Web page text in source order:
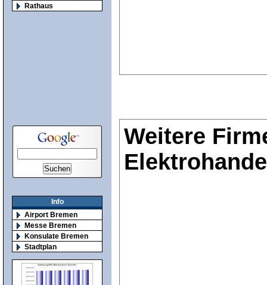
Rathaus
Info
Airport Bremen
Messe Bremen
Konsulate Bremen
Stadtplan
Weitere